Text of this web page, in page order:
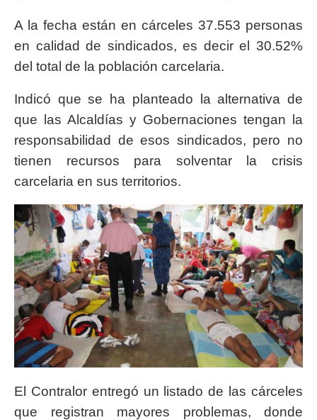
A la fecha están en cárceles 37.553 personas
en calidad de sindicados, es decir el 30.52%
del total de la población carcelaria.
Indicó que se ha planteado la alternativa de
que las Alcaldías y Gobernaciones tengan la
responsabilidad de esos sindicados, pero no
tienen recursos para solventar la crisis
carcelaria en sus territorios.
El Contralor entregó un listado de las cárceles
que registran mayores problemas, donde